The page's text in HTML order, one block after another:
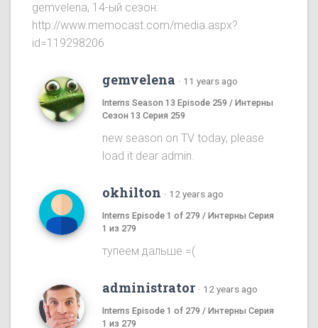
gemvelena, 14-ый сезон:
http://www.memocast.com/media.aspx?
id=119298206
gemvelena · 11 years ago
Interns Season 13 Episode 259 / Интерны
Сезон 13 Серия 259
new season on TV today, please
load it dear admin.
okhilton · 12 years ago
Interns Episode 1 of 279 / Интерны Серия
1 из 279
тупеем дальше =(
administrator · 12 years ago
Interns Episode 1 of 279 / Интерны Серия
1 из 279